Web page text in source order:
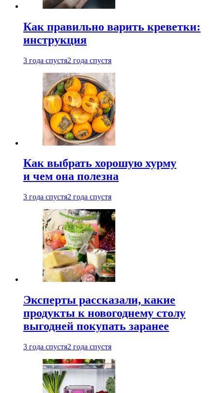
Как правильно варить креветки:
инструкция
3 года спустя2 года спустя
Как выбрать хорошую хурму
и чем она полезна
3 года спустя2 года спустя
Эксперты рассказали, какие
продукты к новогоднему столу
выгодней покупать заранее
3 года спустя2 года спустя